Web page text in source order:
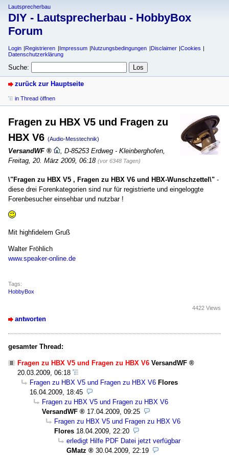
Lautsprecherbau
DIY - Lautsprecherbau - HobbyBox
Forum
Login Registrieren Impressum Nutzungsbedingungen Disclaimer
Cookies
Datenschutzerklärung
Suche:
zurück zur Hauptseite
in Thread öffnen
Fragen zu HBX V5 und Fragen zu
HBX V6 (Audio-Messtechnik)
VersandWF D-85253 Erdweg - Kleinberghofen
Freitag, 20. März 2009, 06:18 (vor 6348 Tagen)
\"Fragen zu HBX V5 , Fragen zu HBX V6 und HBX-Wunschzettel\" -
diese drei Forenkategorien sind nur für registrierte und eingeloggte
Forenbesucher einsehbar und nutzbar !
Mit highfidelem Gruß
Walter Fröhlich
www.speaker-online.de
Tags:
HobbyBox
antworten
4422 Views
gesamter Thread:
Fragen zu HBX V5 und Fragen zu HBX V6 VersandWF
20.03.2009, 06:18
Fragen zu HBX V5 und Fragen zu HBX V6 Flores
16.04.2009, 18:45
Fragen zu HBX V5 und Fragen zu HBX V6
VersandWF
17.04.2009, 09:25
Fragen zu HBX V5 und Fragen zu HBX V6
Flores 18.04.2009, 22:20
erledigt Hilfe PDF Datei jetzt verfügbar
GMatz
30.04.2009, 22:19